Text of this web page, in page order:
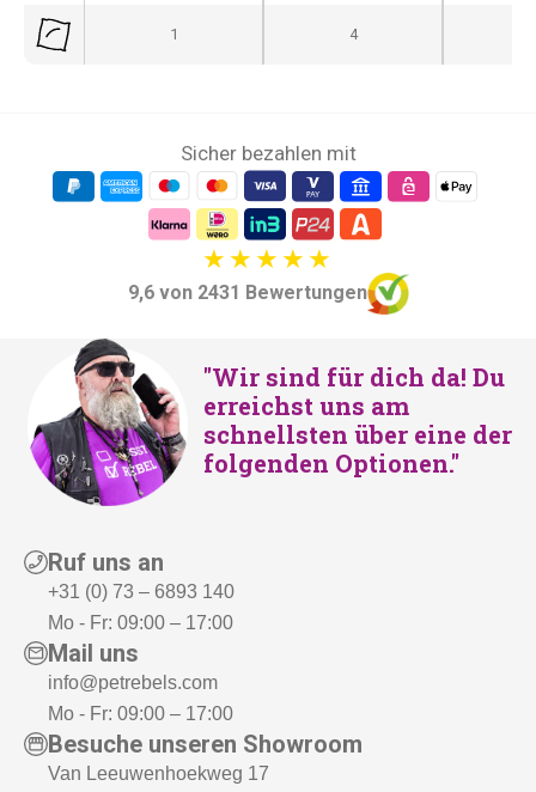
1 4
Sicher bezahlen mit
9,6 von 2431 Bewertungen
"Wir sind für dich da! Du
erreichst uns am
schnellsten über eine der
folgenden Optionen."
Ruf uns an
+31 (0) 73 – 6893 140
Mo - Fr: 09:00 – 17:00
Mail uns
info@petrebels.com
Mo - Fr: 09:00 – 17:00
Besuche unseren Showroom
Van Leeuwenhoekweg 17